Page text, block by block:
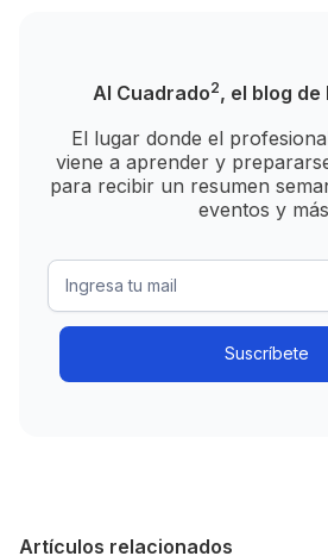
Al Cuadrado2, el blog de
El lugar donde el
viene a aprender y
para recibir un resumen
eventos y
Artículos relacionados